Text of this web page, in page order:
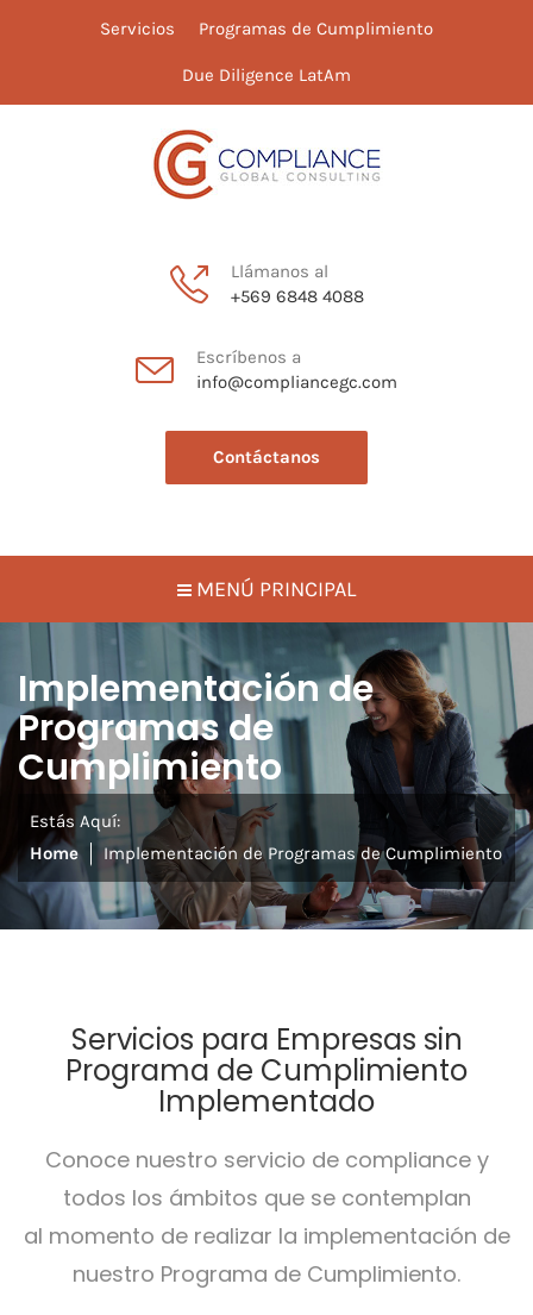
Servicios Programas de Cumplimiento
Due Diligence LatAm
Llámanos al
+569 6848 4088
Escríbenos a
info@compliancegc.com
Contáctanos
MENÚ PRINCIPAL
Implementación de
Programas de
Cumplimiento
Estás Aquí:
Home
Implementación de Programas de Cumplimiento
Servicios para Empresas sin
Programa de Cumplimiento
Implementado
Conoce nuestro servicio de compliance y
todos los ámbitos que se contemplan
al momento de realizar la implementación de
nuestro Programa de Cumplimiento.